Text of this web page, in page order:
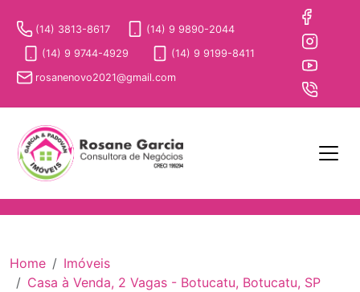
(14) 3813-8617 (14) 9 9890-2044
(14) 9 9744-4929 (14) 9 9199-8411
rosanenovo2021@gmail.com
Home
Imóveis
Casa à Venda, 2 Vagas - Botucatu, Botucatu, SP